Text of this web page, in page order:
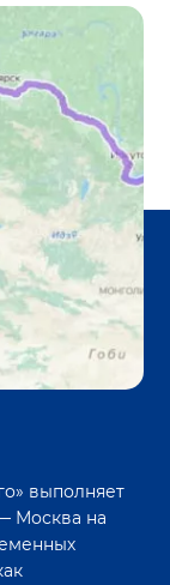
выполняет
Москва на